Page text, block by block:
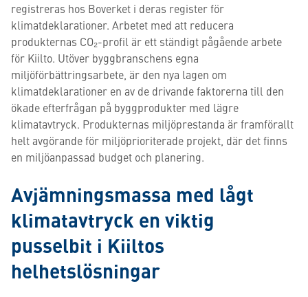
registreras hos Boverket i deras register för
klimatdeklarationer. Arbetet med att reducera
produkternas CO₂-profil är ett ständigt pågående arbete
för Kiilto. Utöver byggbranschens egna
miljöförbättringsarbete, är den nya lagen om
klimatdeklarationer en av de drivande faktorerna till den
ökade efterfrågan på byggprodukter med lägre
klimatavtryck. Produkternas miljöprestanda är framförallt
helt avgörande för miljöprioriterade projekt, där det finns
en miljöanpassad budget och planering.
Avjämningsmassa med lågt
klimatavtryck en viktig
pusselbit i Kiiltos
helhetslösningar